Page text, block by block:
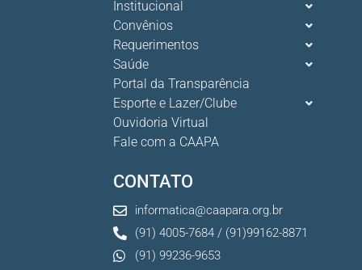
O verão chegou, e o Clube da Advocacia está de p s...
10 De Julho De 2026
Ganhar tempo, automatizar tarefas e aumentar a pro s...
7 De Julho De 2026
Institucional
Convênios
Requerimentos
Saúde
Portal da Transparência
Esporte e Lazer/Clube
Ouvidoria Virtual
Fale com a CAAPA
CONTATO
informatica@caapara.org.br
(91) 4005-7684 / (91)99162-8871
(91) 99236-9653